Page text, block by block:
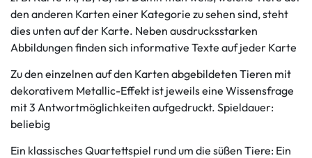
den anderen Karten einer Kategorie zu sehen sind, steht
dies unten auf der Karte. Neben ausdrucksstarken
Abbildungen finden sich informative Texte auf jeder Karte
Zu den einzelnen auf den Karten abgebildeten Tieren mit
dekorativem Metallic-Effekt ist jeweils eine Wissensfrage
mit 3 Antwortmöglichkeiten aufgedruckt. Spieldauer:
beliebig
Ein klassisches Quartettspiel rund um die süßen Tiere: Ein